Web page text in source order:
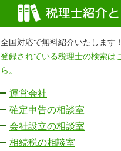
全国対応で無料紹介いたします！
登録されている税理士の検索は
ら。
運営会社
確定申告の相談室
会社設立の相談室
相続税の相談室